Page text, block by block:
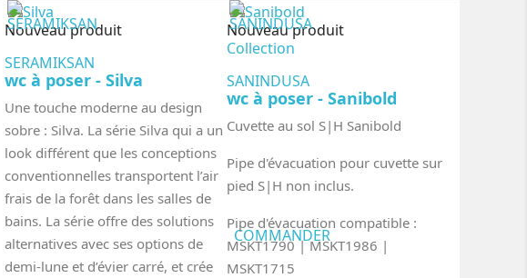
Nouveau produit
SERAMIKSAN
wc à poser - Silva
Une touche moderne au design
sobre : Silva. La série Silva qui a un
look différent que les conceptions
conventionnelles transportent l’air
frais de la forêt dans les salles de
bains. La série offre des solutions
alternatives avec ses options de
demi-lune et d’évier carré, et crée
Nouveau produit
Collection
SANINDUSA
wc à poser - Sanibold
Cuvette au sol S|H Sanibold
Pipe d'évacuation pour cuvette sur
pied S|H non inclus.
Pipe d'évacuation compatible :
MSKT1790 | MSKT1986 |
MSKT1715
COMMANDER